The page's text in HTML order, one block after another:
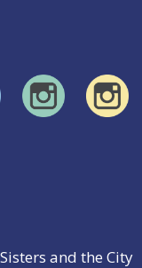
Sisters and the City